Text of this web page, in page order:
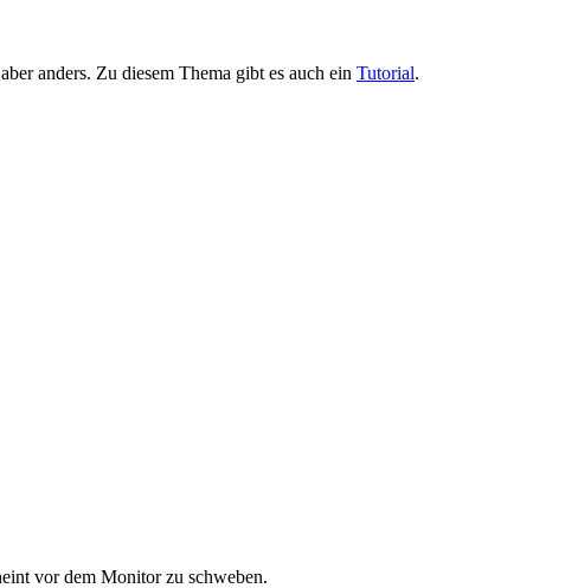
anders. Zu diesem Thema gibt es auch ein Tutorial.
vor dem Monitor zu schweben.